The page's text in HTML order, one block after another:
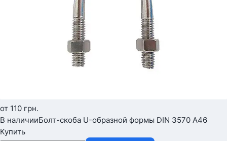
от 110 грн.
В наличииБолт-скоба U-образной формы DIN 3570 А46
Купить